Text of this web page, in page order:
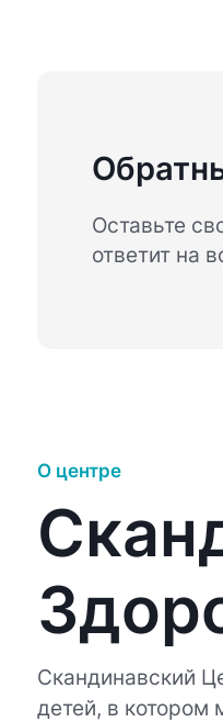
Оставьте
ответит на
О центре
Скандинавский
детей, в котором